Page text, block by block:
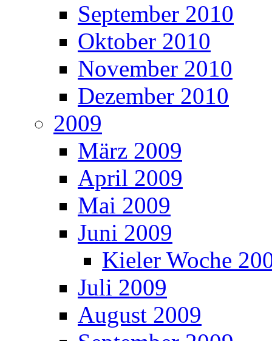
September 2010
Oktober 2010
November 2010
Dezember 2010
2009
März 2009
April 2009
Mai 2009
Juni 2009
Kieler Woche
Juli 2009
August 2009